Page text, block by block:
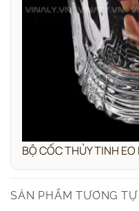
BỘ CỐC THỦY TINH
SẢN PHẨM TƯƠNG TỰ